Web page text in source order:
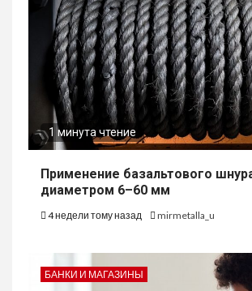
1 минута чтение
Применение базальтового
диаметром 6–60 мм
4 недели тому назад mirmetalla_u
БАНКИ И МАГАЗИНЫ